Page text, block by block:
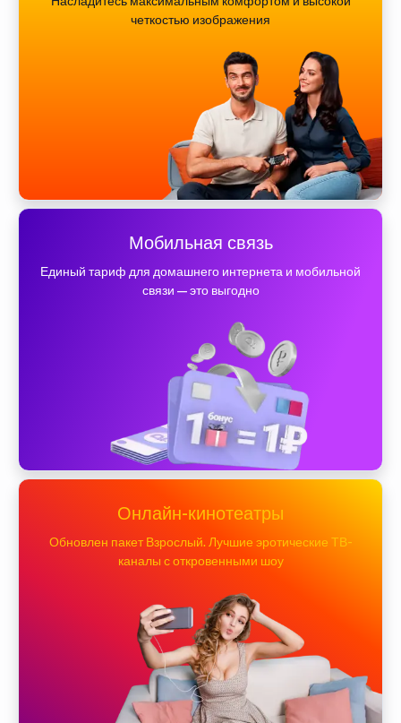
четкостью изображения
Мобильная связь
Единый тариф для домашнего интернета и мобильной
связи — это выгодно
Онлайн-кинотеатры
Обновлен пакет Взрослый. Лучшие эротические ТВ-
каналы с откровенными шоу